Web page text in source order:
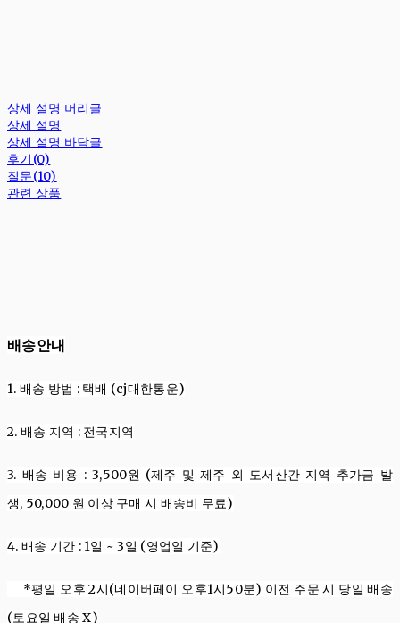
상세 설명 머리글
상세 설명
상세 설명 바닥글
후기(0)
질문(10)
관련 상품
배송안내
1. 배송 방법 : 택배 (cj대한통운)
2. 배송 지역 : 전국지역
3. 배송 비용 : 3,500원 (제주 및 제주 외 도서산간 지역 추가금 발
생, 50,000 원 이상 구매 시 배송비 무료)
4. 배송 기간 : 1일 ~ 3일 (영업일 기준)
*평일 오후 2시(네이버페이 오후1시50분) 이전 주문 시 당일 배송
(토요일 배송 X)